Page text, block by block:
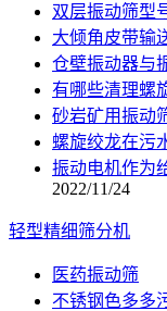
双层振动筛型
大倾角皮带输
仓壁振动器与
有哪些清理螺
砂岩矿用振动
螺旋绞龙在污
振动电机作为
2022/11/24
轻型精细筛分机
医药振动筛
不锈钢色多多